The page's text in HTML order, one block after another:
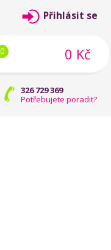
326 729 369
Potřebujete poradit?
Přihlásit se
0 Kč
0